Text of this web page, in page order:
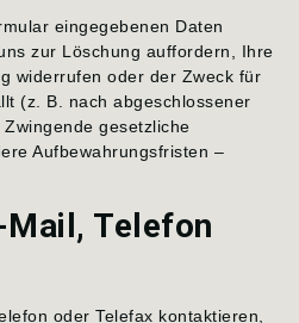
eingegebenen Daten
zur Löschung auffordern, Ihre
widerrufen oder der Zweck für
(z. B. nach abgeschlossener
gesetzliche
Aufbewahrungsfristen –
Telefon
oder Telefax kontaktieren,